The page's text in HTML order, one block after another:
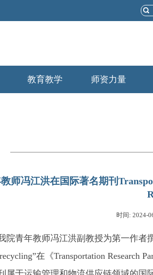
教育教学 师资力量
师冯江洪在国际著名期刊
时间: 2024-
院青年教师冯江洪副教授为第一作者
在《Transportation Research